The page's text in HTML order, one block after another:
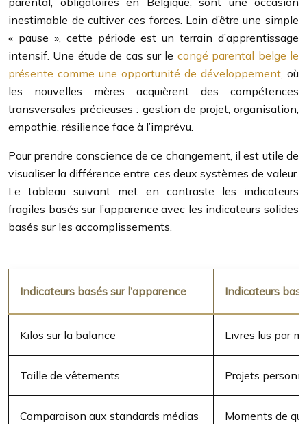
inestimable de cultiver ces forces. Loin d’être une simple
« pause », cette période est un terrain d’apprentissage
intensif. Une étude de cas sur le congé parental belge le
présente comme une opportunité de développement, où
les nouvelles mères acquièrent des compétences
transversales précieuses : gestion de projet, organisation,
empathie, résilience face à l’imprévu.
Pour prendre conscience de ce changement, il est utile de
visualiser la différence entre ces deux systèmes de valeur.
Le tableau suivant met en contraste les indicateurs
fragiles basés sur l’apparence avec les indicateurs solides
basés sur les accomplissements.
Indicateurs basés sur l’apparence Indicateurs
Kilos sur la balance Livres lus par
Taille de vêtements Projets
Comparaison aux standards médias Moments de